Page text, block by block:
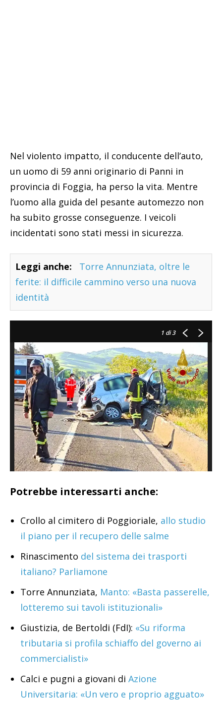
Nel violento impatto, il conducente dell’auto,
un uomo di 59 anni originario di Panni in
provincia di Foggia, ha perso la vita. Mentre
l’uomo alla guida del pesante automezzo non
ha subito grosse conseguenze. I veicoli
incidentati sono stati messi in sicurezza.
Leggi anche:
Torre Annunziata, oltre le
ferite: il difficile cammino verso una nuova
identità
1 di 3
Potrebbe interessarti anche:
Crollo al cimitero di Poggioriale, allo studio
il piano per il recupero delle salme
Rinascimento del sistema dei trasporti
italiano? Parliamone
Torre Annunziata, Manto: «Basta passerelle,
lotteremo sui tavoli istituzionali»
Giustizia, de Bertoldi (FdI): «Su riforma
tributaria si profila schiaffo del governo ai
commercialisti»
Calci e pugni a giovani di Azione
Universitaria: «Un vero e proprio agguato»